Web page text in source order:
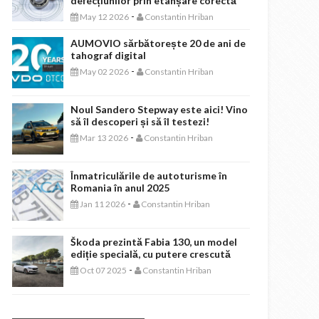
May 12 2026 - Constantin Hriban
AUMOVIO sărbătorește 20 de ani de
tahograf digital
May 02 2026 - Constantin Hriban
Noul Sandero Stepway este aici! Vino
să îl descoperi și să îl testezi!
Mar 13 2026 - Constantin Hriban
Înmatriculările de autoturisme în
Romania în anul 2025
Jan 11 2026 - Constantin Hriban
Škoda prezintă Fabia 130, un model
ediție specială, cu putere crescută
Oct 07 2025 - Constantin Hriban